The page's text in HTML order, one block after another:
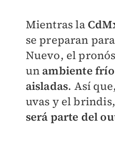
Mientras la
se preparan
Nuevo, el
un ambiente frío
aisladas. Así
uvas y el brindis,
será parte del